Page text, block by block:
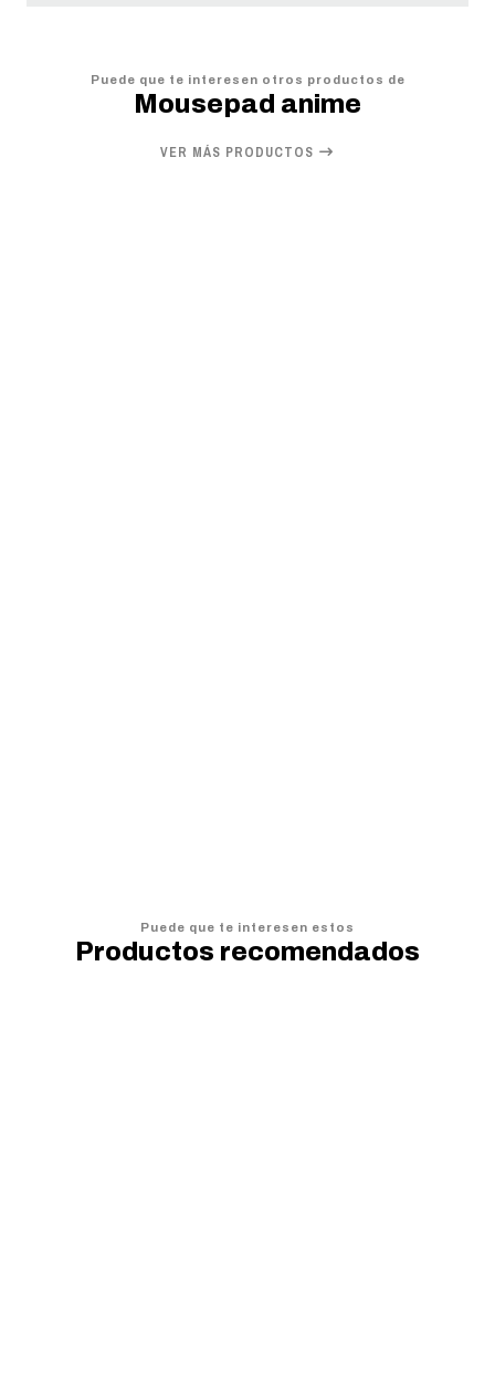
Puede que te interesen otros productos de
Mousepad anime
VER MÁS PRODUCTOS
Puede que te interesen estos
Productos recomendados